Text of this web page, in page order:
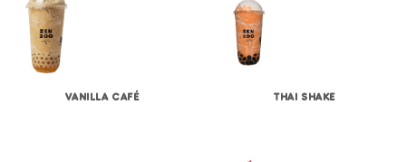
VANILLA CAFÉ THAI SHAKE